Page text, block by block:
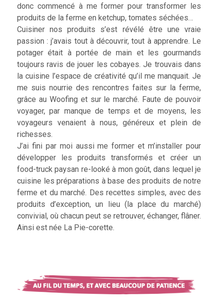
donc commencé à me former pour transformer les
produits de la ferme en ketchup, tomates séchées…
Cuisiner nos produits s’est révélé être une vraie
passion : j’avais tout à découvrir, tout à apprendre. Le
potager était à portée de main et les gourmands
toujours ravis de jouer les cobayes. Je trouvais dans
la cuisine l’espace de créativité qu’il me manquait. Je
me suis nourrie des rencontres faites sur la ferme,
grâce au Woofing et sur le marché. Faute de pouvoir
voyager, par manque de temps et de moyens, les
voyageurs venaient à nous, généreux et plein de
richesses.
J’ai fini par moi aussi me former et m’installer pour
développer les produits transformés et créer un
food-truck paysan re-looké à mon goût, dans lequel je
cuisine les préparations à base des produits de notre
ferme et du marché. Des recettes simples, avec des
produits d’exception, un lieu (la place du marché)
convivial, où chacun peut se retrouver, échanger, flâner.
Ainsi est née La Pie-corette.